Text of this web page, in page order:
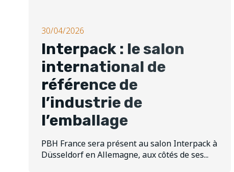
30/04/2026
Interpack : le salon
international de
référence de
l’industrie de
l’emballage
PBH France sera présent au salon Interpack à
Düsseldorf en Allemagne, aux côtés de ses...